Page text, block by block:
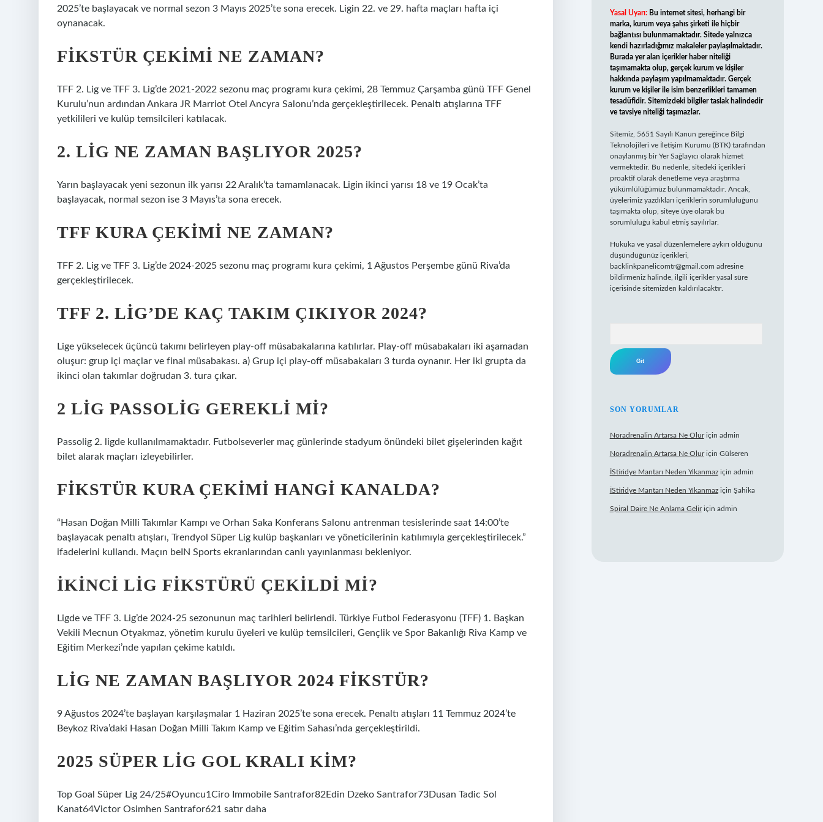
2025’te başlayacak ve normal sezon 3 Mayıs 2025’te sona erecek. Ligin 22. ve 29. hafta maçları hafta içi
oynanacak.
FIKSTÜR ÇEKIMI NE ZAMAN?
TFF 2. Lig ve TFF 3. Lig’de 2021-2022 sezonu maç programı kura çekimi, 28 Temmuz Çarşamba günü TFF Genel
Kurulu’nun ardından Ankara JR Marriot Otel Ancyra Salonu’nda gerçekleştirilecek. Penaltı atışlarına TFF
yetkilileri ve kulüp temsilcileri katılacak.
2. LIG NE ZAMAN BAŞLIYOR 2025?
Yarın başlayacak yeni sezonun ilk yarısı 22 Aralık’ta tamamlanacak. Ligin ikinci yarısı 18 ve 19 Ocak’ta
başlayacak, normal sezon ise 3 Mayıs’ta sona erecek.
TFF KURA ÇEKIMI NE ZAMAN?
TFF 2. Lig ve TFF 3. Lig’de 2024-2025 sezonu maç programı kura çekimi, 1 Ağustos Perşembe günü Riva’da
gerçekleştirilecek.
TFF 2. LIG’DE KAÇ TAKIM ÇIKIYOR 2024?
Lige yükselecek üçüncü takımı belirleyen play-off müsabakalarına katılırlar. Play-off müsabakaları iki aşamadan
oluşur: grup içi maçlar ve final müsabakası. a) Grup içi play-off müsabakaları 3 turda oynanır. Her iki grupta da
ikinci olan takımlar doğrudan 3. tura çıkar.
2 LIG PASSOLIG GEREKLI MI?
Passolig 2. ligde kullanılmamaktadır. Futbolseverler maç günlerinde stadyum önündeki bilet gişelerinden kağıt
bilet alarak maçları izleyebilirler.
FIKSTÜR KURA ÇEKIMI HANGI KANALDA?
“Hasan Doğan Milli Takımlar Kampı ve Orhan Saka Konferans Salonu antrenman tesislerinde saat 14:00’te
başlayacak penaltı atışları, Trendyol Süper Lig kulüp başkanları ve yöneticilerinin katılımıyla gerçekleştirilecek.”
ifadelerini kullandı. Maçın beIN Sports ekranlarından canlı yayınlanması bekleniyor.
İKINCI LIG FIKSTÜRÜ ÇEKILDI MI?
Ligde ve TFF 3. Lig’de 2024-25 sezonunun maç tarihleri ​​belirlendi. Türkiye Futbol Federasyonu (TFF) 1. Başkan
Vekili Mecnun Otyakmaz, yönetim kurulu üyeleri ve kulüp temsilcileri, Gençlik ve Spor Bakanlığı Riva Kamp ve
Eğitim Merkezi’nde yapılan çekime katıldı.
LIG NE ZAMAN BAŞLIYOR 2024 FIKSTÜR?
9 Ağustos 2024’te başlayan karşılaşmalar 1 Haziran 2025’te sona erecek. Penaltı atışları 11 Temmuz 2024’te
Beykoz Riva’daki Hasan Doğan Milli Takım Kamp ve Eğitim Sahası’nda gerçekleştirildi.
2025 SÜPER LIG GOL KRALI KIM?
Top Goal Süper Lig 24/25#Oyuncu1Ciro Immobile Santrafor82Edin Dzeko Santrafor73Dusan Tadic Sol
Kanat64Victor Osimhen Santrafor621 satır daha
Yasal Uyarı: Bu internet sitesi, herhangi bir
marka, kurum veya şahıs şirketi ile hiçbir
bağlantısı bulunmamaktadır. Sitede yalnızca
kendi hazırladığımız makaleler paylaşılmaktadır.
Burada yer alan içerikler haber niteliği
taşımamakta olup, gerçek kurum ve kişiler
hakkında paylaşım yapılmamaktadır. Gerçek
kurum ve kişiler ile isim benzerlikleri tamamen
tesadüfidir. Sitemizdeki bilgiler taslak halindedir
ve tavsiye niteliği taşımazlar.
Sitemiz, 5651 Sayılı Kanun gereğince Bilgi
Teknolojileri ve İletişim Kurumu (BTK) tarafından
onaylanmış bir Yer Sağlayıcı olarak hizmet
vermektedir. Bu nedenle, sitedeki içerikleri
proaktif olarak denetleme veya araştırma
yükümlülüğümüz bulunmamaktadır. Ancak,
üyelerimiz yazdıkları içeriklerin sorumluluğunu
taşımakta olup, siteye üye olarak bu
sorumluluğu kabul etmiş sayılırlar.
Hukuka ve yasal düzenlemelere aykırı olduğunu
düşündüğünüz içerikleri,
backlinkpanelicomtr@gmail.com adresine
bildirmeniz halinde, ilgili içerikler yasal süre
içerisinde sitemizden kaldırılacaktır.
SON YORUMLAR
Noradrenalin Artarsa Ne Oluriçin admin
Noradrenalin Artarsa Ne Oluriçin Gülseren
İStiridye Mantarı Neden Yıkanmaziçin admin
İStiridye Mantarı Neden Yıkanmaziçin Şahika
Spiral Daire Ne Anlama Geliriçin admin